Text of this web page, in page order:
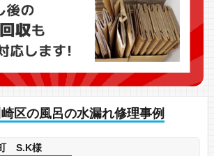
区の風呂の水漏れ修理事例
S.K様